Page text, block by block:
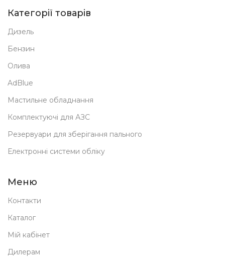
Категорії товарів
Дизель
Бензин
Олива
AdBlue
Мастильне обладнання
Комплектуючі для АЗС
Резервуари для зберігання пального
Електронні системи обліку
Меню
Контакти
Каталог
Мій кабінет
Дилерам